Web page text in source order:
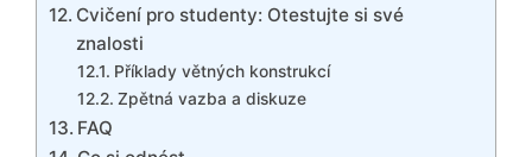
Cvičení pro studenty: Otestujte si své
znalosti
Příklady větných konstrukcí
Zpětná vazba a diskuze
FAQ